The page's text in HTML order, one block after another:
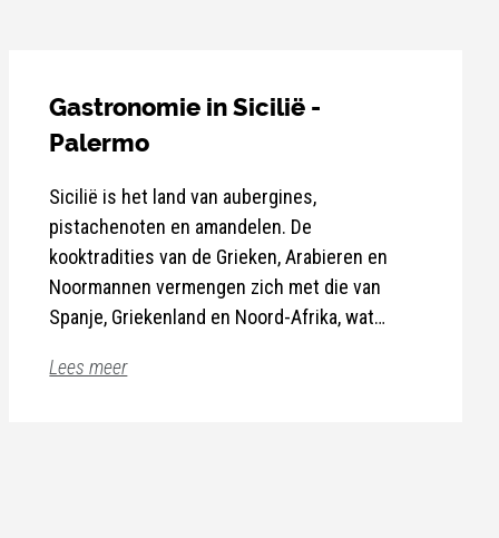
Gastronomie in Sicilië -
Palermo
Sicilië is het land van aubergines,
pistachenoten en amandelen. De
kooktradities van de Grieken, Arabieren en
Noormannen vermengen zich met die van
Spanje, Griekenland en Noord-Afrika, wat
smaken en unieke gerechten. Pasta con le
Vis en zeevruchten, met name Sardientjes,
Lees meer